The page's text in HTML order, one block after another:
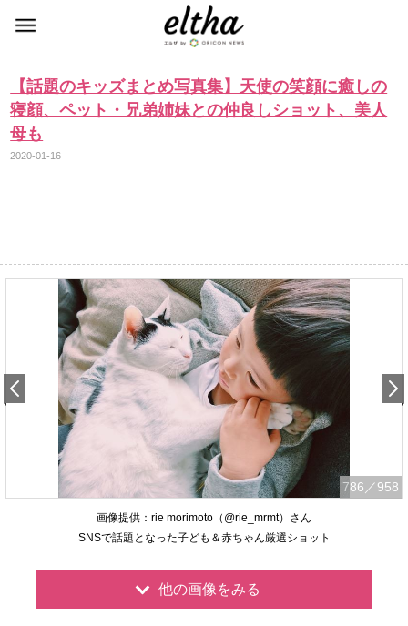
【話題のキッズまとめ写真集】天使の笑顔に癒しの
寝顔、ペット・兄弟姉妹との仲良しショット、美人
母も
2020-01-16
786 ／958
画像提供：rie morimoto（@rie_mrmt）さん
SNSで話題となった子ども＆赤ちゃん厳選ショット
他の画像をみる